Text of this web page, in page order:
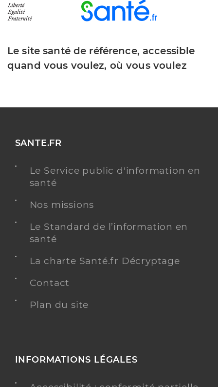
Le site santé de référence, accessible
quand vous voulez, où vous voulez
SANTE.FR
Le Service public d'information en
santé
Nos missions
Le Standard de l’information en
santé
La charte Santé.fr Décryptage
Contact
Plan du site
INFORMATIONS LÉGALES